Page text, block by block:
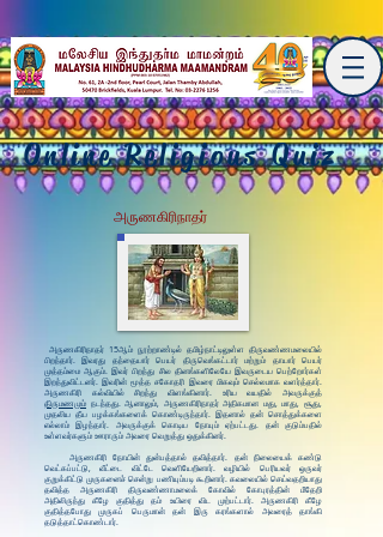
Online Religious Quiz
அருணகிரிநாதர்
அருணகிரிநாதர் 15ஆம் நூற்றாண்டில் தமிழ்நாட்டிலுள்ள திருவண்ணமலையில்
பிறந்தார். இவரது தந்தையார் பெயர் திருவெங்கட்டார் மற்றும் தாயார் பெயர்
முத்தம்மை ஆகும். இவர் பிறந்து சில தினங்களிலேயே இவருடைய பெற்றோர்கள்
இறந்துவிட்டனர். இவரின் மூத்த சகோதரி இவரை மிகவும் செல்லமாக வளர்த்தார்.
அருணகிரி கல்வியில் சிறந்து விளங்கினார். உரிய வயதில் அவருக்குத்
திருமணமும் நடந்தது. ஆனாலும், அருணகிரிநாதர் அதிகமான மது, மாது, சூது,
முதலிய தீய பழக்கங்களைக் கொண்டிருந்தார். இதனால் தன் சொத்துக்களை
எல்லாம் இழந்தார். அவருக்குக் கொடிய நோயும் ஏற்பட்டது. தன் குடும்பதில்
உள்ளவர்களும் ஊராரும் அவரை வெறுத்து ஒதுக்கினர்.
அருணகிரி நோயின் துன்பத்தால் தவித்தார். தன் நிலையைக் கண்டு
வெட்கப்பட்டு, வீட்டை விட்டே வெளியேறினார். வழியில் பெரியவர் ஒருவர்
குறுக்கிட்டு முருகனைச் சென்று பணியும்படி கூறினார். கவலையில் செய்வதறியாது
தவித்த அருணகிரி திருவண்ணாமலைக் கோவில் கோபுரத்தின் மீதேறி
அதிலிருந்து கீழே குதித்து தம் உயிரை விட முற்பட்டார். அருணகிரி கீழே
குதித்தபோது முருகப் பெருமான் தன் இரு கரங்களால் அவரைத் தாங்கி
தடுத்தாட்கொண்டார்.